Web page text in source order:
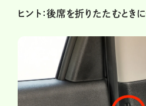
ヒント：後席を折りたたむとき